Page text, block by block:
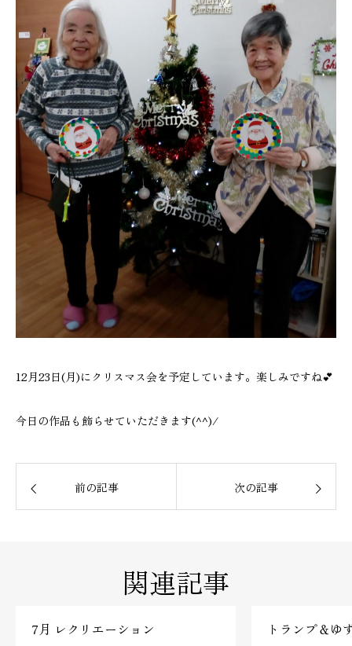
12月23日(月)にクリスマス会を予定しています。楽しみですね💕
今日の作品も飾らせていただきます(^^)/
前の記事 次の記事
関連記事
7月 レクリエーション トランプ＆ゆ